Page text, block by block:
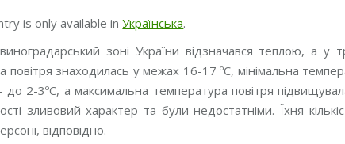
is only available inУкраїнська.
зоні України відзначався теплою, а у
повітря знаходилась у межах 16-17 ºС, мінімальна
до 2-3ºС, а максимальна температура повітря
зливовий характер та були недостатніми. Їхня
відповідно.